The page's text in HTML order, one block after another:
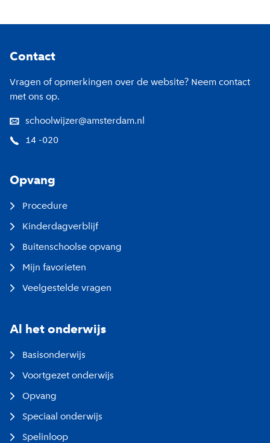
Contact
Vragen of opmerkingen over de website? Neem contact
met ons op.
schoolwijzer@amsterdam.nl
14 -020
Opvang
Procedure
Kinderdagverblijf
Buitenschoolse opvang
Mijn favorieten
Veelgestelde vragen
Al het onderwijs
Basisonderwijs
Voortgezet onderwijs
Opvang
Speciaal onderwijs
Spelinloop